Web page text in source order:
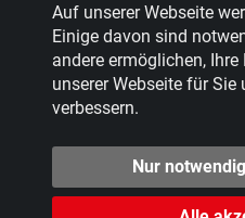
Zentrale:02234 9217-0
Abfallberatung:02234 9217-17
Auf unserer Webseite
Einige davon sind
andere ermöglichen,
unserer Webseite für Sie
verbessern.
Nur